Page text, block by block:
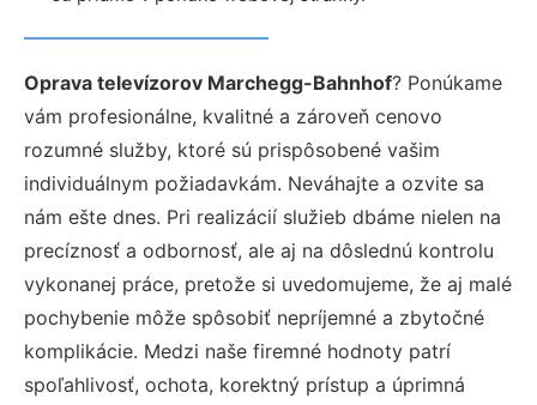
Oprava televízorov Marchegg-Bahnhof? Ponúkame
vám profesionálne, kvalitné a zároveň cenovo
rozumné služby, ktoré sú prispôsobené vašim
individuálnym požiadavkám. Neváhajte a ozvite sa
nám ešte dnes. Pri realizácií služieb dbáme nielen na
precíznosť a odbornosť, ale aj na dôslednú kontrolu
vykonanej práce, pretože si uvedomujeme, že aj malé
pochybenie môže spôsobiť nepríjemné a zbytočné
komplikácie. Medzi naše firemné hodnoty patrí
spoľahlivosť, ochota, korektný prístup a úprimná